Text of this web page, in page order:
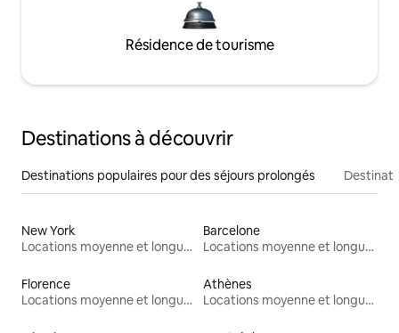
Résidence de tourisme
Destinations à découvrir
Destinations populaires pour des séjours prolongés
New York
Locations moyenne et longue durée
Barcelone
Locations moyenne et longue durée
Florence
Locations moyenne et longue durée
Athènes
Locations moyenne et longue durée